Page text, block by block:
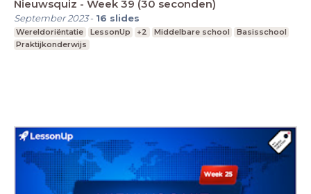
Nieuwsquiz - Week 39 (30 seconden)
September 2023- 16 slides
Wereldoriëntatie LessonUp +2 Middelbare school
Basisschool
Praktijkonderwijs